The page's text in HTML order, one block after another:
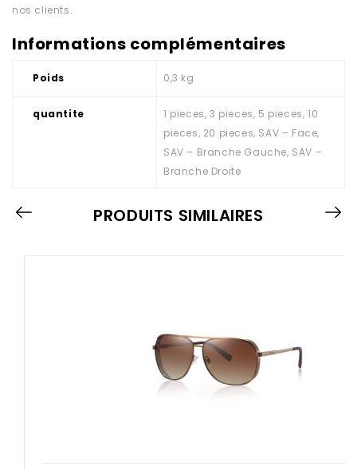
nos clients.
Informations complémentaires
Poids 0,3 kg
quantite
1 pieces, 3 pieces, 5 pieces, 10
pieces, 20 pieces, SAV – Face,
SAV – Branche Gauche, SAV –
Branche Droite
PRODUITS SIMILAIRES